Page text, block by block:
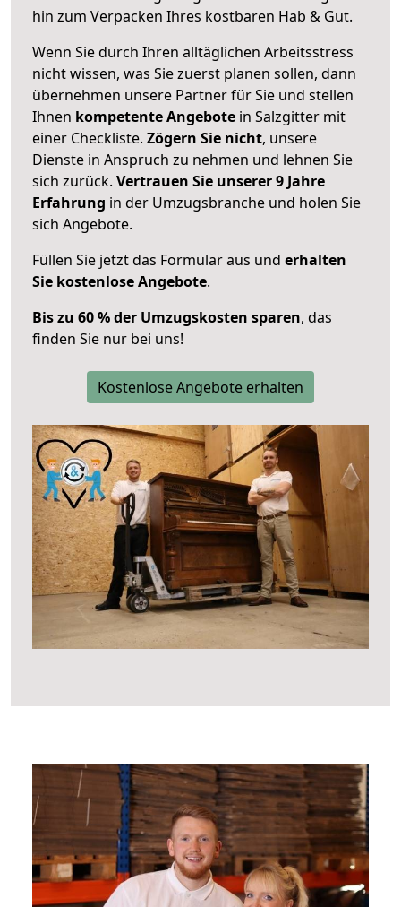
hin zum Verpacken Ihres kostbaren Hab & Gut.
Wenn Sie durch Ihren alltäglichen Arbeitsstress
nicht wissen, was Sie zuerst planen sollen, dann
übernehmen unsere Partner für Sie und stellen
Ihnen kompetente Angebote in Salzgitter mit
einer Checkliste. Zögern Sie nicht, unsere
Dienste in Anspruch zu nehmen und lehnen Sie
sich zurück. Vertrauen Sie unserer 9 Jahre
Erfahrung in der Umzugsbranche und holen Sie
sich Angebote.
Füllen Sie jetzt das Formular aus und erhalten
Sie kostenlose Angebote.
Bis zu 60 % der Umzugskosten sparen, das
finden Sie nur bei uns!
Kostenlose Angebote erhalten